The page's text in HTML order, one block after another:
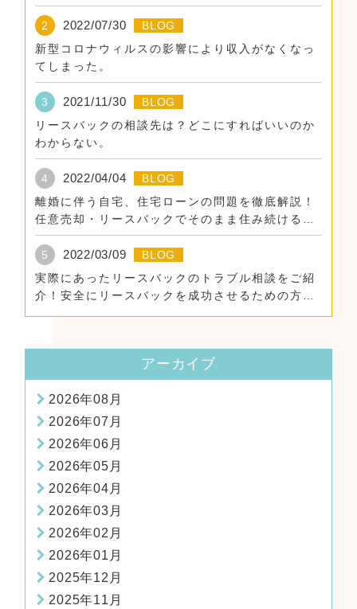
2 2022/07/30
BLOG
新型コロナウィルスの影響により収入がなくなっ
てしまった。
3 2021/11/30
BLOG
リースバックの相談先は？どこにすればいいのか
わからない。
4 2022/04/04
BLOG
離婚に伴う自宅、住宅ローンの問題を徹底解説！
任意売却・リースバックでそのまま住み続けるた
めに。
5
2022/03/09
BLOG
実際にあったリースバックのトラブル相談をご紹
介！安全にリースバックを成功させるための方
法！
アーカイブ
2026年08月
2026年07月
2026年06月
2026年05月
2026年04月
2026年03月
2026年02月
2026年01月
2025年12月
2025年11月